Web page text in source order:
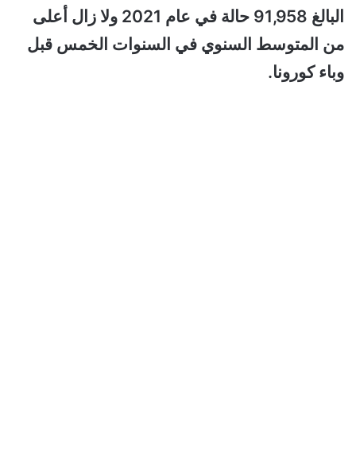
البالغ 91,958 حالة في عام 2021 ولا زال أعلى
من المتوسط السنوي في السنوات الخمس قبل
وباء كورونا.